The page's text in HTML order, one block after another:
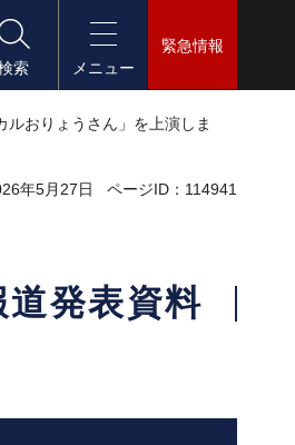
索
メニュー
緊急情報
おりょうさん」を上演しま
年5月27日 ページID：114941
道発表資料